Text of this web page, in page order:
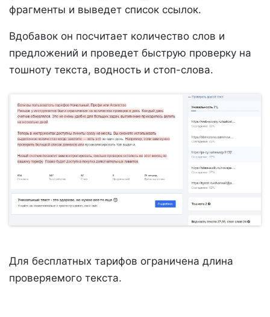
фрагменты и выведет список ссылок.
Вдобавок он посчитает количество слов и
предложений и проведет быструю проверку на
тошноту текста, водность и стоп-слова.
Для бесплатных тарифов ограничена длина
проверяемого текста.